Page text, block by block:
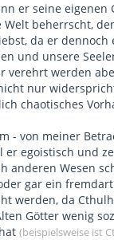
er seine eigenen
beherrscht,
da er
und unsere
verehrt werden
nur
chaotisches
- von meiner
er egoistisch und
anderen Wesen
gar ein
werden, da
Götter wenig
(beispielsweise ist